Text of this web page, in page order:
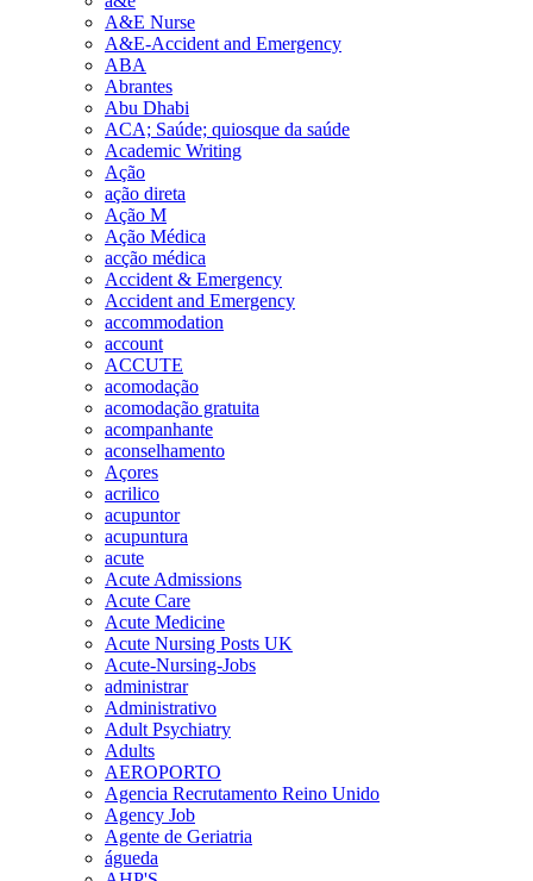
A&E Nurse
A&E-Accident and Emergency
ABA
Abrantes
Abu Dhabi
ACA; Saúde; quiosque da saúde
Academic Writing
Ação
ação direta
Ação M
Ação Médica
acção médica
Accident & Emergency
Accident and Emergency
accommodation
account
ACCUTE
acomodação
acomodação gratuita
acompanhante
aconselhamento
Açores
acrilico
acupuntor
acupuntura
acute
Acute Admissions
Acute Care
Acute Medicine
Acute Nursing Posts UK
Acute-Nursing-Jobs
administrar
Administrativo
Adult Psychiatry
Adults
AEROPORTO
Agencia Recrutamento Reino Unido
Agency Job
Agente de Geriatria
águeda